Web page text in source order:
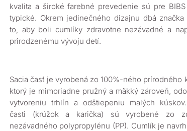
kvalita a široké farebné prevedenie sú pre
typické. Okrem jedinečného dizajnu dbá značka
to, aby boli cumlíky zdravotne nezávadné a
prirodzenému vývoju detí.
Sacia časť je vyrobená zo 100%-ného prírodného
ktorý je mimoriadne pružný a mäkký zároveň,
vytvoreniu trhlín a odštiepeniu malých
časti (krúžok a karička) sú vyrobené zo
nezávadného polypropylénu (PP). Cumlík je